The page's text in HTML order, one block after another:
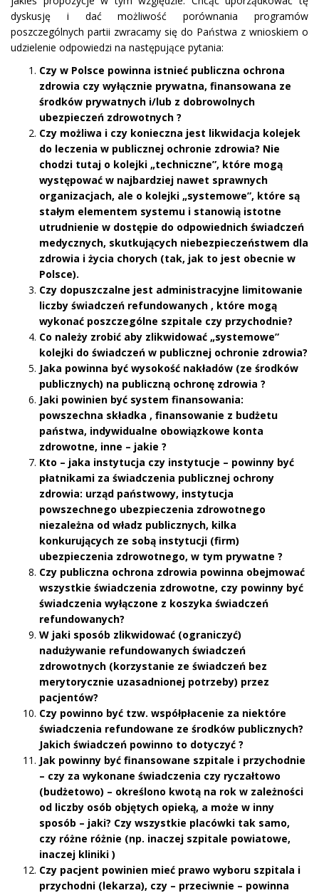
dyskusję i dać możliwość porównania programów
poszczególnych partii zwracamy się do Państwa z wnioskiem o
udzielenie odpowiedzi na następujące pytania:
Czy w Polsce powinna istnieć publiczna ochrona
zdrowia czy wyłącznie prywatna, finansowana ze
środków prywatnych i/lub z dobrowolnych
ubezpieczeń zdrowotnych ?
Czy możliwa i czy konieczna jest likwidacja kolejek
do leczenia w publicznej ochronie zdrowia? Nie
chodzi tutaj o kolejki „techniczne”, które mogą
występować w najbardziej nawet sprawnych
organizacjach, ale o kolejki „systemowe”, które są
stałym elementem systemu i stanowią istotne
utrudnienie w dostępie do odpowiednich świadczeń
medycznych, skutkujących niebezpieczeństwem dla
zdrowia i życia chorych (tak, jak to jest obecnie w
Polsce).
Czy dopuszczalne jest administracyjne limitowanie
liczby świadczeń refundowanych , które mogą
wykonać poszczególne szpitale czy przychodnie?
Co należy zrobić aby zlikwidować „systemowe”
kolejki do świadczeń w publicznej ochronie zdrowia?
Jaka powinna być wysokość nakładów (ze środków
publicznych) na publiczną ochronę zdrowia ?
Jaki powinien być system finansowania:
powszechna składka , finansowanie z budżetu
państwa, indywidualne obowiązkowe konta
zdrowotne, inne – jakie ?
Kto – jaka instytucja czy instytucje – powinny być
płatnikami za świadczenia publicznej ochrony
zdrowia: urząd państwowy, instytucja
powszechnego ubezpieczenia zdrowotnego
niezależna od władz publicznych, kilka
konkurujących ze sobą instytucji (firm)
ubezpieczenia zdrowotnego, w tym prywatne ?
Czy publiczna ochrona zdrowia powinna obejmować
wszystkie świadczenia zdrowotne, czy powinny być
świadczenia wyłączone z koszyka świadczeń
refundowanych?
W jaki sposób zlikwidować (ograniczyć)
nadużywanie refundowanych świadczeń
zdrowotnych (korzystanie ze świadczeń bez
merytorycznie uzasadnionej potrzeby) przez
pacjentów?
Czy powinno być tzw. współpłacenie za niektóre
świadczenia refundowane ze środków publicznych?
Jakich świadczeń powinno to dotyczyć ?
Jak powinny być finansowane szpitale i przychodnie
– czy za wykonane świadczenia czy ryczałtowo
(budżetowo) – określono kwotą na rok w zależności
od liczby osób objętych opieką, a może w inny
sposób – jaki? Czy wszystkie placówki tak samo,
czy różne różnie (np. inaczej szpitale powiatowe,
inaczej kliniki )
Czy pacjent powinien mieć prawo wyboru szpitala i
przychodni (lekarza), czy – przeciwnie – powinna